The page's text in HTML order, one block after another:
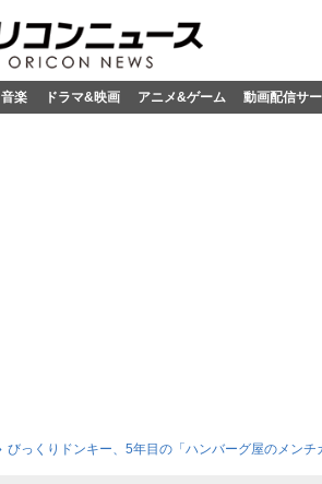
音楽 ドラマ&映画 アニメ&ゲーム 動画配信サ
びっくりドンキー、5年目の「ハンバーグ屋のメン